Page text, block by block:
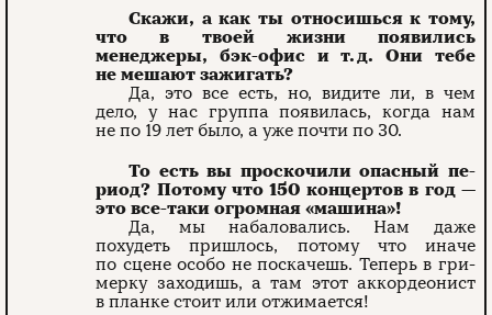
Скажи, а как ты относишься к тому,
что в твоей жизни появились
менеджеры, бэк-офис и т. д. Они тебе
не мешают зажигать?
Да, это все есть, но, видите ли, в чем
дело, у нас группа появилась, когда нам
не по 19 лет было, а уже почти по 30.
То есть вы проскочили опасный пе­
риод? Потому что 150 концертов в год —
это все-таки огромная «машина»!
Да, мы набаловались. Нам даже
похудеть пришлось, потому что иначе
по сцене особо не поскачешь. Теперь в гри­
мерку заходишь, а там этот аккордеонист
в планке стоит или отжимается!